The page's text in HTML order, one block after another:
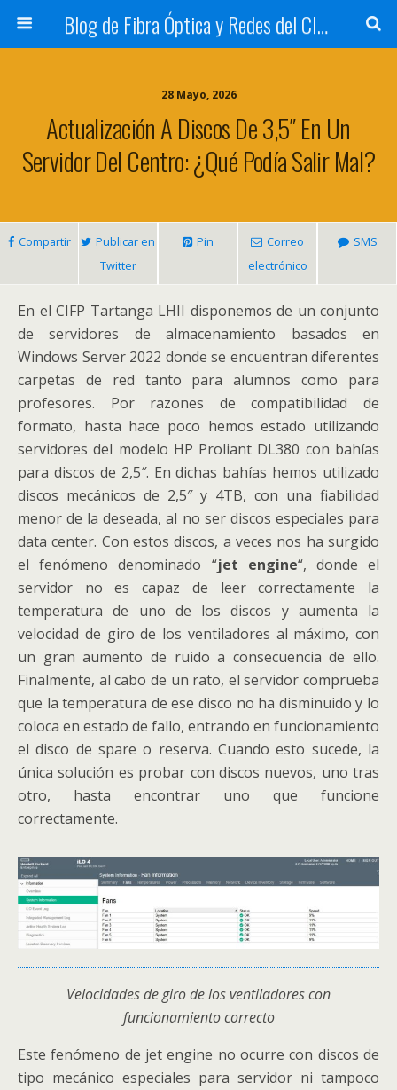
Blog de Fibra Óptica y Redes del CIFP Tartanga
28 Mayo, 2026
Actualización A Discos De 3,5″ En Un
Servidor Del Centro: ¿qué Podía Salir Mal?
Compartir
Publicar en
Twitter
Pin
Correo
electrónico
SMS
En el CIFP Tartanga LHII disponemos de un conjunto
de servidores de almacenamiento basados en
Windows Server 2022 donde se encuentran diferentes
carpetas de red tanto para alumnos como para
profesores. Por razones de compatibilidad de
formato, hasta hace poco hemos estado utilizando
servidores del modelo HP Proliant DL380 con bahías
para discos de 2,5″. En dichas bahías hemos utilizado
discos mecánicos de 2,5″ y 4TB, con una fiabilidad
menor de la deseada, al no ser discos especiales para
data center. Con estos discos, a veces nos ha surgido
el fenómeno denominado “jet engine“, donde el
servidor no es capaz de leer correctamente la
temperatura de uno de los discos y aumenta la
velocidad de giro de los ventiladores al máximo, con
un gran aumento de ruido a consecuencia de ello.
Finalmente, al cabo de un rato, el servidor comprueba
que la temperatura de ese disco no ha disminuido y lo
coloca en estado de fallo, entrando en funcionamiento
el disco de spare o reserva. Cuando esto sucede, la
única solución es probar con discos nuevos, uno tras
otro, hasta encontrar uno que funcione
correctamente.
Velocidades de giro de los ventiladores con
funcionamiento correcto
Este fenómeno de jet engine no ocurre con discos de
tipo mecánico especiales para servidor ni tampoco